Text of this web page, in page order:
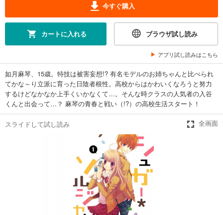
今すぐ購入
カートに入れる ブラウザ試し読み
アプリ試し読みはこちら
如月麻琴、15歳。特技は被害妄想!? 有名モデルのお姉ちゃんと比べられ
てかな～り立派に育った日陰者根性。高校からはかわいくなろうと努力
するけどなかなか上手くいかなくて…。そんな時クラスの人気者の入谷
くんと出会って…？ 麻琴の青春と戦い（!?）の高校生活スタート！
スライドして試し読み 全画面